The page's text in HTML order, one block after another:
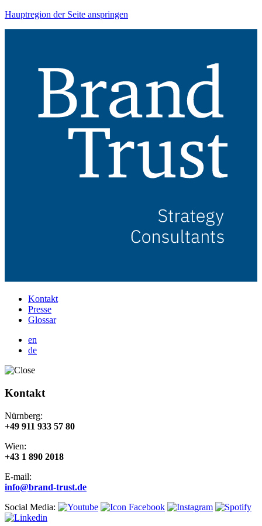
Hauptregion der Seite anspringen
Kontakt
Presse
Glossar
en
de
Kontakt
Nürnberg:
+49 911 933 57 80
Wien:
+43 1 890 2018
E-mail:
info@brand-trust.de
Social Media: